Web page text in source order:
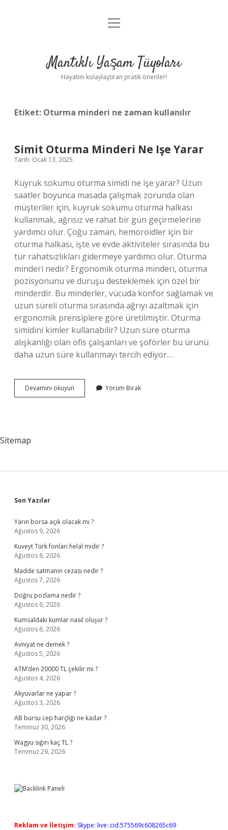
Anasayfa
Yasal Uyarı
menüyü
Mantıklı Yaşam Tüyoları
Hayatını kolaylaştıran pratik öneriler!
Etiket: Oturma minderi ne zaman kullanılır
Simit Oturma Minderi Ne Işe Yarar
Tarih: Ocak 13, 2025
Kuyruk sokumu oturma simidi ne işe yarar? Uzun
saatler boyunca masada çalışmak zorunda olan
müşteriler için, kuyruk sokumu oturma halkası
kullanmak, ağrısız ve rahat bir gün geçirmelerine
yardımcı olur. Çoğu zaman, hemoroidler için bir
oturma halkası, işte ve evde aktiviteler sırasında bu
tür rahatsızlıkları gidermeye yardımcı olur. Oturma
minderi nedir? Ergonomik oturma minderi, oturma
pozisyonunu ve duruşu desteklemek için özel bir
minderdir. Bu minderler, vücuda konfor sağlamak ve
uzun süreli oturma sırasında ağrıyı azaltmak için
ergonomik prensiplere göre üretilmiştir. Oturma
simidini kimler kullanabilir? Uzun süre oturma
alışkanlığı olan ofis çalışanları ve şoförler bu ürünü
daha uzun süre kullanmayı tercih ediyor.…
Devamını okuyun
Oturma
Yorum Bırak
Sitemap
Sidebar
Son Yazılar
Yarın borsa açık olacak mı ?
Ağustos 9, 2026
Kuveyt Türk fonları helal midir ?
Ağustos 8, 2026
Madde satmanın cezası nedir ?
Ağustos 7, 2026
Doğru pozlama nedir ?
Ağustos 6, 2026
Kumsaldaki kumlar nasıl oluşur ?
Ağustos 6, 2026
Avniyat ne demek ?
Ağustos 5, 2026
ATM’den 20000 TL çekilir mi ?
Ağustos 4, 2026
Akyuvarlar ne yapar ?
Ağustos 3, 2026
AB bursu cep harçlığı ne kadar ?
Temmuz 30, 2026
Wagyu sığırı kaç TL ?
Temmuz 29, 2026
Reklam ve İletişim: Skype: live:.cid.575569c608265c69